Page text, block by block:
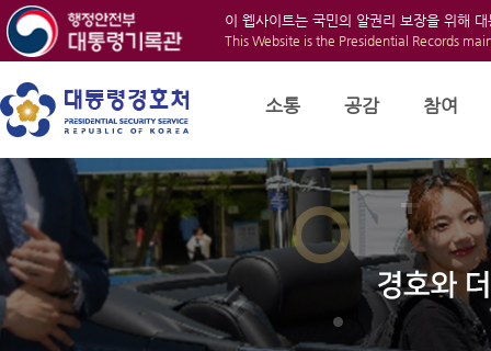
이 웹사이트는 국민의 알권리 보장을 위해
This Website is the Presidential Records
소통 공감 참여